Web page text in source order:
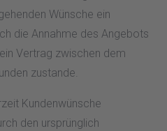
Wünsche ein
die Annahme des Angebots
Vertrag zwischen dem
zustande.
Kundenwünsche
den ursprünglich